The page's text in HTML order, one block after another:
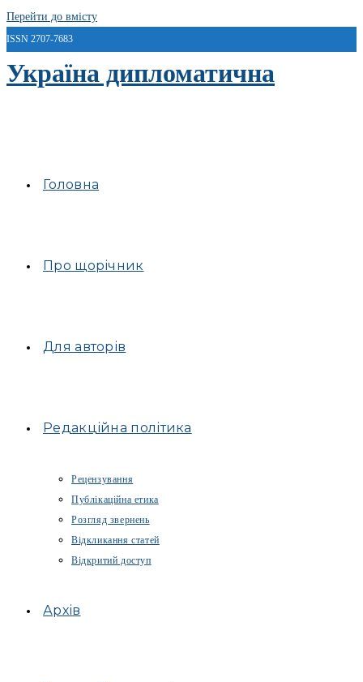
Перейти до вмісту
ISSN 2707-7683
Україна дипломатична
Головна
Про щорічник
Для авторів
Редакційна політика
Рецензування
Публікаційна етика
Розгляд звернень
Відкликання статей
Відкритий доступ
Архів